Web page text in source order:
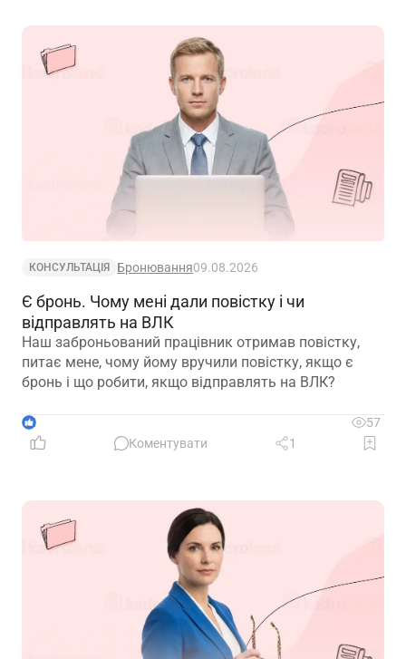
КОНСУЛЬТАЦІЯ Бронювання09.08.2026
Є бронь. Чому мені дали повістку і чи
відправлять на ВЛК
Наш заброньований працівник отримав повістку,
питає мене, чому йому вручили повістку, якщо є
бронь і що робити, якщо відправлять на ВЛК?
1
57
Коментувати
1